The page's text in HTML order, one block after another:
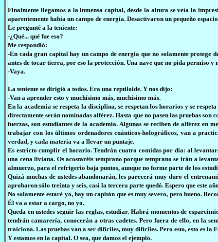
Finalmente llegamos a la inmensa capital, desde la altura se veía la
aparentemente había un campo de energía. Desactivaron un pequeño
Le pregunté a la teniente:
-¿Qué... qué fue eso?
Me respondió:
-En cada gran capital hay un campo de energía que no solamente protege
antes de tocar tierra, por eso la protección. Una nave que no pida permiso y
-Vaya.
La teniente se dirigió a todos. Era una reptiloide. Y nos dijo:
-Van a aprender esto y muchísimo más, muchísimo más.
En la academia se respeta la disciplina, se respetan los horarios y se
directamente serán nominadas alférez. Hasta que no pasen las pruebas
fuerzas, son estudiantes de la academia. Algunas se reciben de alférez en
trabajar con los últimos ordenadores cuánticos-holográficos, van a
verdad, y cada materia va a llevar un puntaje.
Es estricto cumplir el horario. Tendrán cuatro comidas por día: al
una cena liviana. Os acostaréis temprano porque temprano se irán a
almuerzo, para el refrigerio baja puntos, aunque no forme parte de los
Quizá muchas de ustedes abandonarán, les parecerá muy duro el
aprobaron sólo treinta y seis, casi la tercera parte quedó. Espero que este
No solamente estaré yo, hay un capitán que es muy severo, pero bueno.
Él va a estar a cargo, no yo.
Queda en ustedes seguir las reglas, estudiar. Habrá momentos de
tendrán camarería, conocerán a otras cadetes. Pero fuera de ello, en la
traiciona. Las pruebas van a ser difíciles, muy difíciles. Pero esto, esto es la
Y estamos en la capital. O sea, que damos el ejemplo.